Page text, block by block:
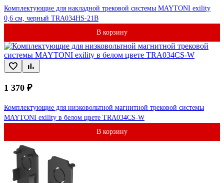
Комплектующие для накладной трековой системы MAYTONI exility
0,6 см, черный TRA034HS-21B
В корзину
1 370 ₽
Комплектующие для низковольтной магнитной трековой системы
MAYTONI exility в белом цвете TRA034CS-W
В корзину